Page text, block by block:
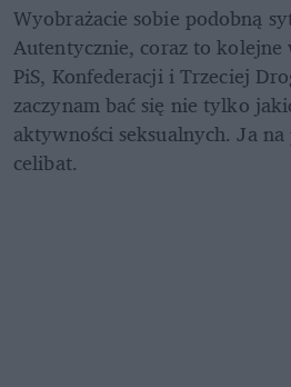
Wyobrażacie sobie podobną
Autentycznie, coraz to
PiS, Konfederacji i Trzeciej
zaczynam bać się nie tylko
aktywności seksualnych. Ja
celibat.